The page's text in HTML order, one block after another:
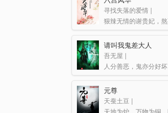
寻找失落的爱情 |
请叫我鬼差大人
吾无屋 |
元尊
天蚕土豆 |